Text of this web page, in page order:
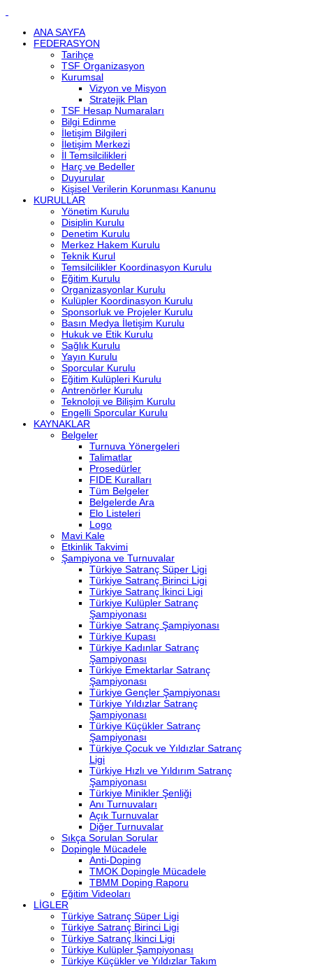
ANA SAYFA
FEDERASYON
Tarihçe
TSF Organizasyon
Kurumsal
Vizyon ve Misyon
Stratejik Plan
TSF Hesap Numaraları
Bilgi Edinme
İletişim Bilgileri
İletişim Merkezi
İl Temsilcilikleri
Harç ve Bedeller
Duyurular
Kişisel Verilerin Korunması Kanunu
KURULLAR
Yönetim Kurulu
Disiplin Kurulu
Denetim Kurulu
Merkez Hakem Kurulu
Teknik Kurul
Temsilcilikler Koordinasyon Kurulu
Eğitim Kurulu
Organizasyonlar Kurulu
Kulüpler Koordinasyon Kurulu
Sponsorluk ve Projeler Kurulu
Basın Medya İletişim Kurulu
Hukuk ve Etik Kurulu
Sağlık Kurulu
Yayın Kurulu
Sporcular Kurulu
Eğitim Kulüpleri Kurulu
Antrenörler Kurulu
Teknoloji ve Bilişim Kurulu
Engelli Sporcular Kurulu
KAYNAKLAR
Belgeler
Turnuva Yönergeleri
Talimatlar
Prosedürler
FIDE Kuralları
Tüm Belgeler
Belgelerde Ara
Elo Listeleri
Logo
Mavi Kale
Etkinlik Takvimi
Şampiyona ve Turnuvalar
Türkiye Satranç Süper Ligi
Türkiye Satranç Birinci Ligi
Türkiye Satranç İkinci Ligi
Türkiye Kulüpler Satranç
Şampiyonası
Türkiye Satranç Şampiyonası
Türkiye Kupası
Türkiye Kadınlar Satranç
Şampiyonası
Türkiye Emektarlar Satranç
Şampiyonası
Türkiye Gençler Şampiyonası
Türkiye Yıldızlar Satranç
Şampiyonası
Türkiye Küçükler Satranç
Şampiyonası
Türkiye Çocuk ve Yıldızlar Satranç
Ligi
Türkiye Hızlı ve Yıldırım Satranç
Şampiyonası
Türkiye Minikler Şenliği
Anı Turnuvaları
Açık Turnuvalar
Diğer Turnuvalar
Sıkça Sorulan Sorular
Dopingle Mücadele
Anti-Doping
TMOK Dopingle Mücadele
TBMM Doping Raporu
Eğitim Videoları
LİGLER
Türkiye Satranç Süper Ligi
Türkiye Satranç Birinci Ligi
Türkiye Satranç İkinci Ligi
Türkiye Kulüpler Şampiyonası
Türkiye Küçükler ve Yıldızlar Takım